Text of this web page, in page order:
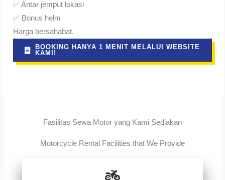
✅ Antar jemput lokasi
✅ Bonus helm
Harga bersahabat.
BOOKING HANYA 1 MENIT MELALUI WEBSITE
KAMI!
Fasilitas Sewa Motor yang Kami Sediakan
Motorcycle Rental Facilities that We Provide